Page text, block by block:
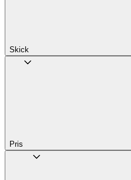
Skick
Pris